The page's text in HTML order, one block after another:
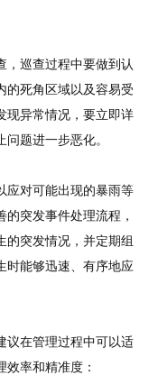
，巡查过程中要做到认
的死角区域以及容易受
现异常情况，要立即详
题进一步恶化。
应对可能出现的暴雨等
突发事件处理流程，
的突发情况，并定期组
时能够迅速、有序地应
议在管理过程中可以适
率和精准度：